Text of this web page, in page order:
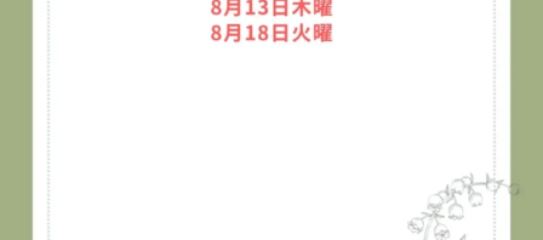
海老名すずらん整体院
👦✨キッズタウン2026に参加しました！✨
7月29日、海老名市民活動センター ビナレッジで開催され
た「キッズタウン2026」に、海老名すずらん整体院も出展
させていただきました😊